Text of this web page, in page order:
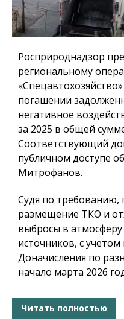
Росприроднадзор
региональному
погашении
негативное
за 2025 в общей
Соответствующий
публичном доступе
Митрофанов.
Судя по требованию,
размещение ТКО и
выбросы в
источников, с
Доначисления по
начало марта 2026
Читать полностью